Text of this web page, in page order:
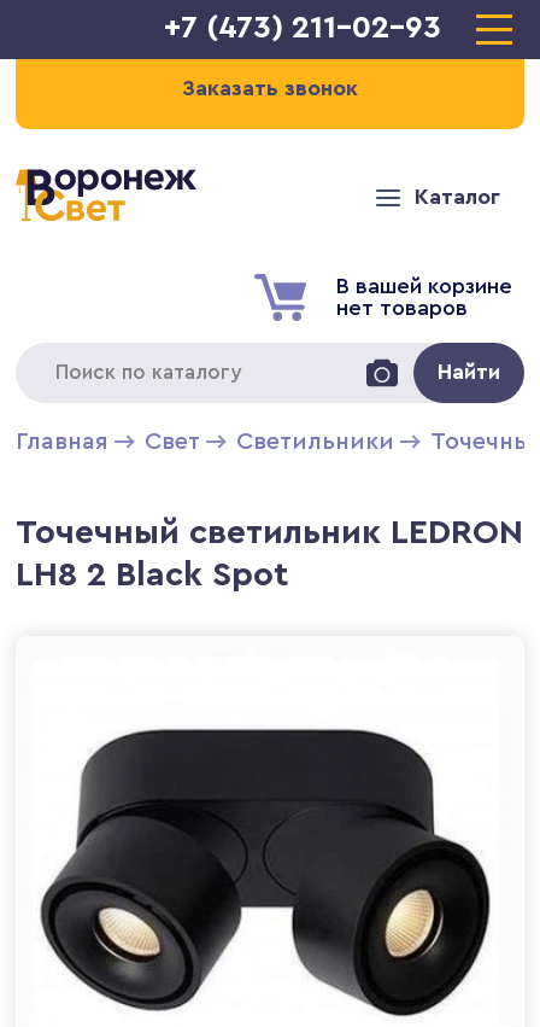
+7 (473) 211-02-93
Заказать звонок
Каталог
В вашей корзине
нет товаров
Найти
Главная Свет Светильники
Точечный светильник LEDRON
LH8 2 Black Spot